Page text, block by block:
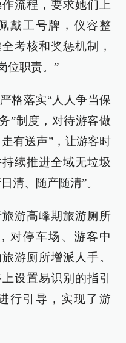
流程，要求她们上
戴工号牌，仪容整
考核和奖惩机制，
位职责。”
格落实“人人争当保
”制度，对待游客做
有送声”，让游客时
续推进全域无垃圾
清、随产随清”。
游高峰期旅游厕所
对停车场、游客中
游厕所增派人手。
设置易识别的指引
行引导，实现了游